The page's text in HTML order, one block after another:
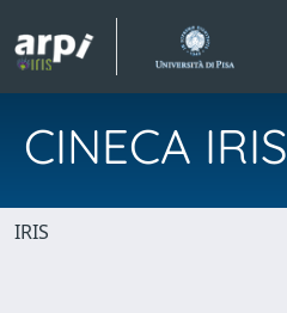
CINECA IRIS
IRIS